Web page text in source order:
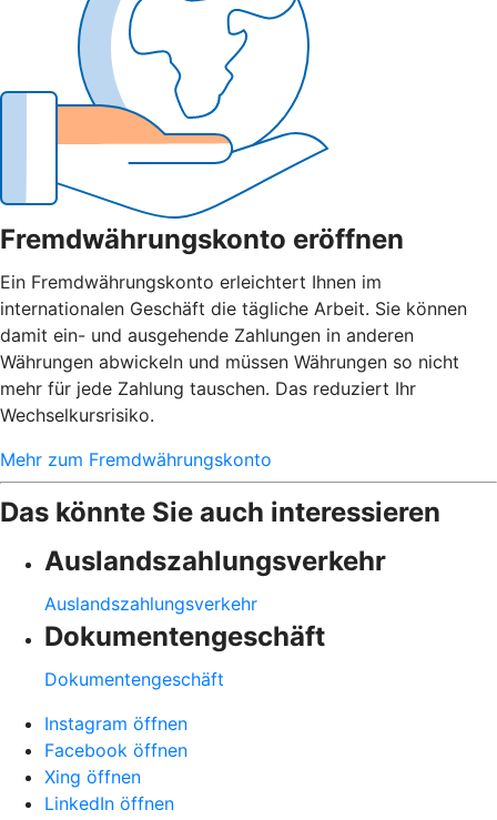
Fremdwährungskonto eröffnen
Ein Fremdwährungskonto erleichtert Ihnen im
internationalen Geschäft die tägliche Arbeit. Sie können
damit ein- und ausgehende Zahlungen in anderen
Währungen abwickeln und müssen Währungen so nicht
mehr für jede Zahlung tauschen. Das reduziert Ihr
Wechselkursrisiko.
Mehr zum Fremdwährungskonto
Das könnte Sie auch interessieren
Auslandszahlungsverkehr
Auslandszahlungsverkehr
Dokumentengeschäft
Dokumentengeschäft
Instagram öffnen
Facebook öffnen
Xing öffnen
LinkedIn öffnen